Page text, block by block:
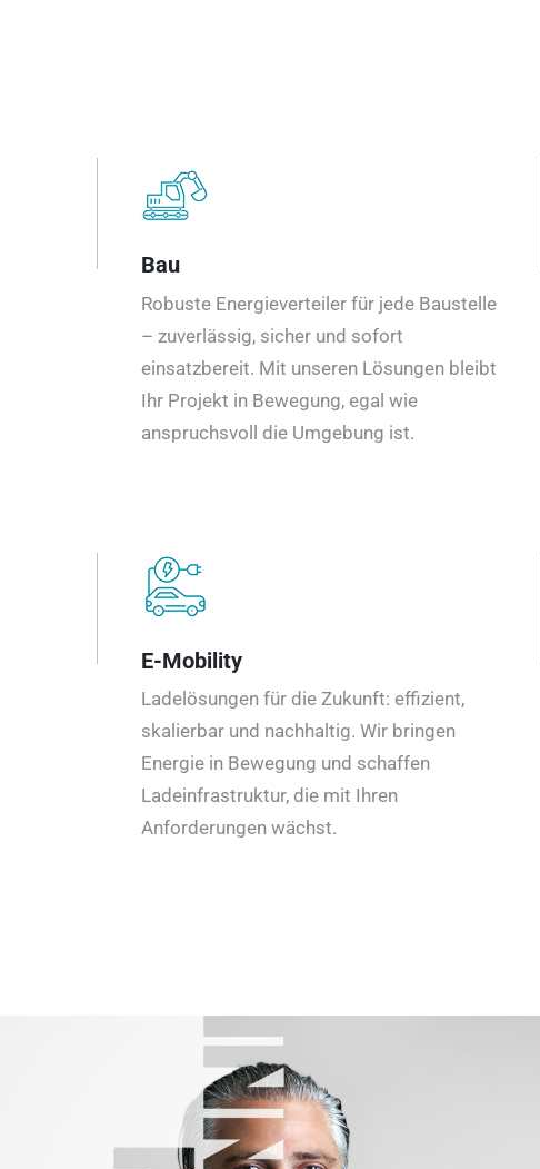
Bau
Robuste Energieverteiler für jede Baustelle
– zuverlässig, sicher und sofort
einsatzbereit. Mit unseren Lösungen bleibt
Ihr Projekt in Bewegung, egal wie
anspruchsvoll die Umgebung ist.
E-Mobility
Ladelösungen für die Zukunft: effizient,
skalierbar und nachhaltig. Wir bringen
Energie in Bewegung und schaffen
Ladeinfrastruktur, die mit Ihren
Anforderungen wächst.